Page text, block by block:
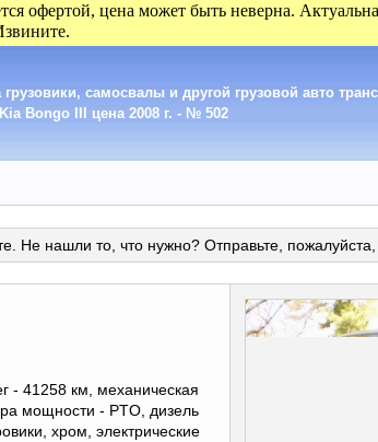
офертой, цена может быть неверна.
самосвалы и другой грузовой авто
Bongo III цена 2008 г. - № 502
Не нашли то, что нужно? Отправьте,
- 41258 км, механическая
мощности - PTO, дизель
хром, электрические